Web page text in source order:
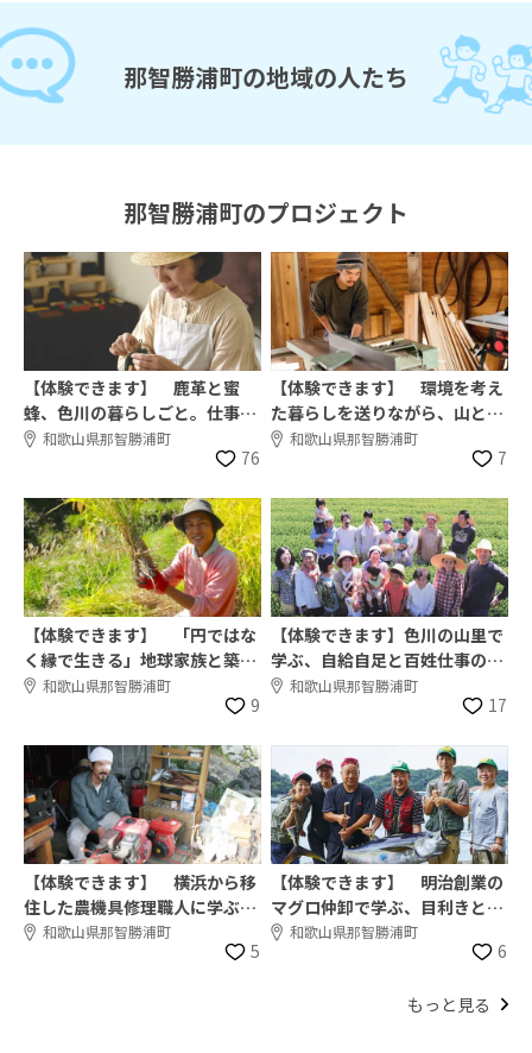
那智勝浦町の地域の人たち
那智勝浦町のプロジェクト
【体験できます】 鹿革と蜜
蜂、色川の暮らしごと。仕事と
生活がひとつになる場所へ
和歌山県那智勝浦町
76
【体験できます】 環境を考え
た暮らしを送りながら、山と里
をつなぐ木の仕事人
和歌山県那智勝浦町
7
【体験できます】 「円ではな
く縁で生きる」地球家族と築く
自給的な暮らし
和歌山県那智勝浦町
9
【体験できます】色川の山里で
学ぶ、自給自足と百姓仕事の暮
らし和歌山県那智勝浦町
17
【体験できます】 横浜から移
住した農機具修理職人に学ぶ、
田舎での仕事づくり
和歌山県那智勝浦町
5
【体験できます】 明治創業の
マグロ仲卸で学ぶ、目利きと持
続可能な漁業
和歌山県那智勝浦町
6
もっと見る